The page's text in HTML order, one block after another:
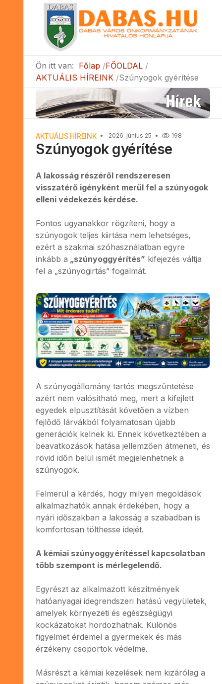
Ön itt van: Főlap
FŐOLDAL
AKTUÁLIS HÍREINK Szúnyogok gyérítése
AKTUÁLIS HÍREINK 2026. június 25 198
Szúnyogok gyérítése
A lakosság részéről rendszeresen
visszatérő igényként merül fel a szúnyogok
elleni védekezés kérdése.
Fontos ugyanakkor rögzíteni, hogy a
szúnyogok teljes kiirtása nem lehetséges,
ezért a szakmai szóhasználatban egyre
inkább a „szúnyoggyérítés” kifejezés váltja
fel a „szúnyogirtás” fogalmát.
A szúnyogállomány tartós megszüntetése
azért nem valósítható meg, mert a kifejlett
egyedek elpusztítását követően a vízben
fejlődő lárvákból folyamatosan újabb
generációk kelnek ki. Ennek következtében a
beavatkozások hatása jellemzően átmeneti, és
rövid időn belül ismét megjelenhetnek a
szúnyogok.
Felmerül a kérdés, hogy milyen megoldások
alkalmazhatók annak érdekében, hogy a
nyári időszakban a lakosság a szabadban is
komfortosan tölthesse idejét.
A kémiai szúnyoggyérítéssel kapcsolatban
több szempont is mérlegelendő.
Egyrészt az alkalmazott készítmények
hatóanyagai idegrendszeri hatású vegyületek,
amelyek környezeti és egészségügyi
kockázatokat hordozhatnak. Különös
figyelmet érdemel a gyermekek és más
érzékeny csoportok védelme.
Másrészt a kémiai kezelések nem kizárólag a